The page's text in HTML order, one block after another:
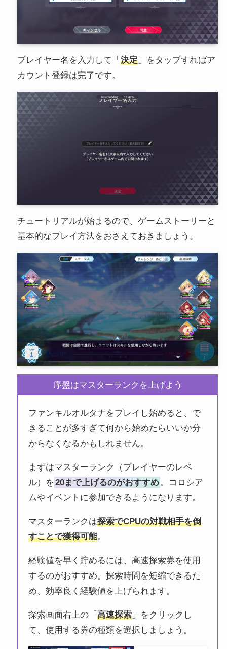
プレイヤー名を入力して「 決定」をタップすればア
カウント登録は完了です。
チュートリアルが始まるので、ゲームストーリーと
基本的なプレイ方法をおさえておきましょう。
序盤はマスターランクを上げよう
ファンキルオルタナをプレイし始めると、で
きることが多すぎて何から始めたらいいか分
からなくなるかもしれません。
まずはマスターランク（プレイヤーのレベ
ル）を20まで上げるのがおすすめ。コロシア
ムやイベントに参加できるようになります。
マスターランクは探索でCPUの対戦相手を倒
すことで獲得可能。
経験値を早く貯めるには、高速探索券を使用
するのがおすすめ。探索時間を短縮できるた
め、効率良く経験値を上げられます。
探索画面右上の「高速探索 」をクリックし
て、使用する券の種類を選択しましょう。